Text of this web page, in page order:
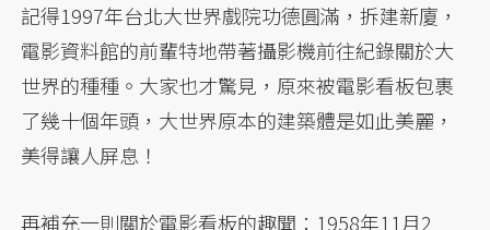
記得1997年台北大世界戲院功德圓滿，拆建新廈，
電影資料館的前輩特地帶著攝影機前往紀錄關於大
世界的種種。大家也才驚見，原來被電影看板包裹
了幾十個年頭，大世界原本的建築體是如此美麗，
美得讓人屏息！
再補充一則關於電影看板的趣聞：1958年11月2